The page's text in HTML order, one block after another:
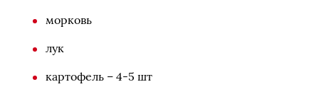
морковь
лук
картофель – 4-5 шт